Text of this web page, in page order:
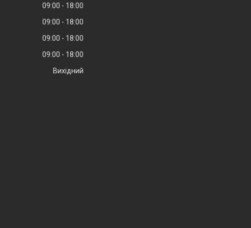
09:00
18:00
09:00
18:00
09:00
18:00
09:00
18:00
Вихідний